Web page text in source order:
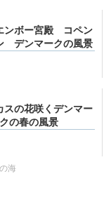
ンボー宮殿 コペン
デンマークの風景
スの花咲くデンマー
クの春の風景
海